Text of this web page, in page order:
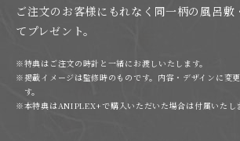
ご注文のお客様にもれなく同一柄の風呂敷
てプレゼント。
特典はご注文の時計と一緒にお渡しいたします。
掲載イメージは監修時のものです。内容・デザインに変
す。
本特典はANIPLEX+で購入いただいた場合は付属いたし